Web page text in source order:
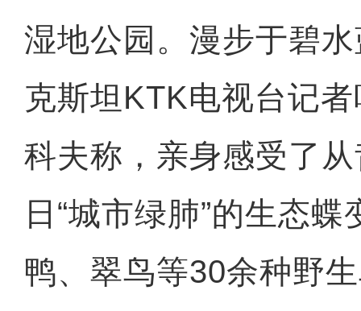
湿地公园。漫步于碧
克斯坦KTK电视台记
科夫称，亲身感受了
日“城市绿肺”的生态
鸭、翠鸟等30余种野